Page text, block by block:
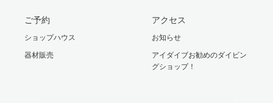
ご予約
ショップハウス
器材販売
アクセス
お知らせ
アイダイブお勧めのダイビン
グショップ！